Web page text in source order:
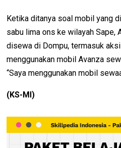
Ketika ditanya soal mobil yang
sabu lima ons ke wilayah Sape,
disewa di Dompu, termasuk
menggunakan mobil Avanza
“Saya menggunakan mobil
(KS-Ml)